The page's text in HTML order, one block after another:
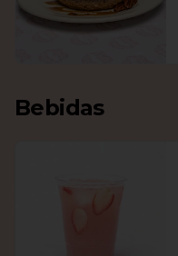
Bebidas